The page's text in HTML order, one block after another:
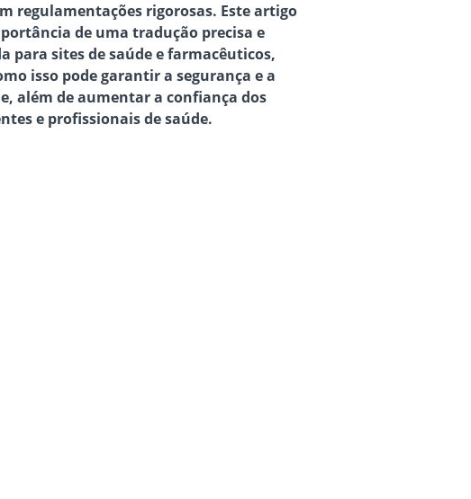
regulamentações rigorosas. Este artigo
de uma tradução precisa e
para sites de saúde e farmacêuticos,
isso pode garantir a segurança e a
além de aumentar a confiança dos
e profissionais de saúde.